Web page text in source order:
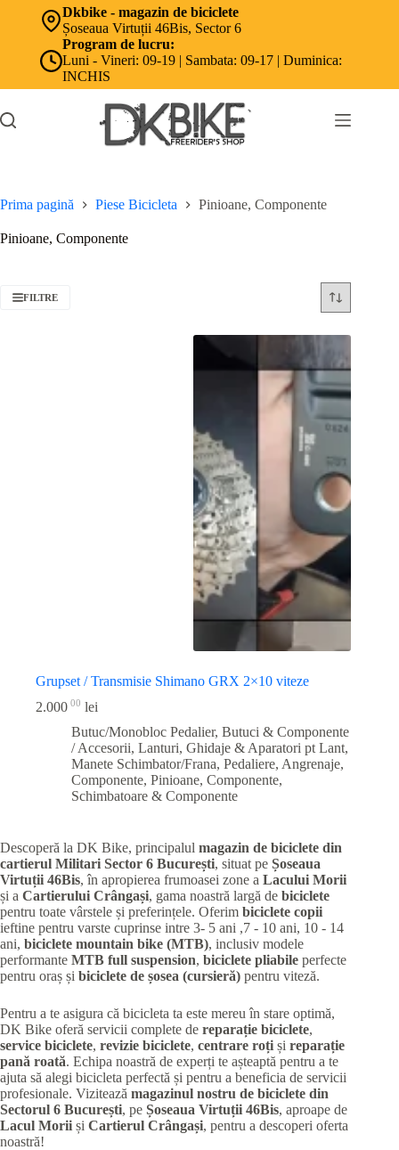
Dkbike - magazin de biciclete
Șoseaua Virtuții 46Bis, Sector 6
Program de lucru:
Luni - Vineri: 09-19 | Sambata: 09-17 | Duminica:
INCHIS
Prima pagină Piese Bicicleta Pinioane, Componente
Pinioane, Componente
FILTRE
Grupset / Transmisie Shimano GRX 2×10 viteze
2.000 00 lei
Butuc/Monobloc Pedalier, Butuci & Componente
/ Accesorii, Lanturi, Ghidaje & Aparatori pt Lant,
Manete Schimbator/Frana, Pedaliere, Angrenaje,
Componente, Pinioane, Componente,
Schimbatoare & Componente
Descoperă la DK Bike, principalul magazin de biciclete din
cartierul Militari Sector 6 București, situat pe Șoseaua
Virtuții 46Bis, în apropierea frumoasei zone a Lacului Morii
și a Cartierului Crângași, gama noastră largă de biciclete
pentru toate vârstele și preferințele. Oferim biciclete copii
ieftine pentru varste cuprinse intre 3- 5 ani ,7 - 10 ani, 10 - 14
ani, biciclete mountain bike (MTB), inclusiv modele
performante MTB full suspension, biciclete pliabile perfecte
pentru oraș și biciclete de șosea (cursieră) pentru viteză.
Pentru a te asigura că bicicleta ta este mereu în stare optimă,
DK Bike oferă servicii complete de reparație biciclete,
service biciclete, revizie biciclete, centrare roți și reparație
pană roată. Echipa noastră de experți te așteaptă pentru a te
ajuta să alegi bicicleta perfectă și pentru a beneficia de servicii
profesionale. Vizitează magazinul nostru de biciclete din
Sectorul 6 București, pe Șoseaua Virtuții 46Bis, aproape de
Lacul Morii și Cartierul Crângași, pentru a descoperi oferta
noastră!